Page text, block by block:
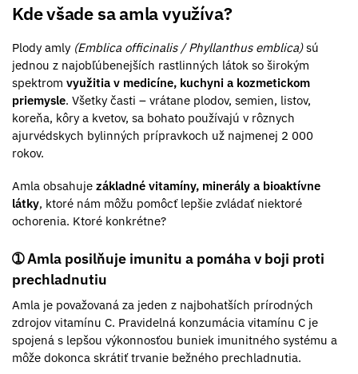
Kde všade sa amla využíva?
Plody amly (Emblica officinalis / Phyllanthus emblica)sú
jednou z najobľúbenejších rastlinných látok so širokým
spektrom využitia v medicíne, kuchyni a kozmetickom
priemysle. Všetky časti – vrátane plodov, semien, listov,
koreňa, kôry a kvetov, sa bohato používajú v rôznych
ajurvédskych bylinných prípravkoch už najmenej 2 000
rokov.
Amla obsahuje základné vitamíny, minerály a bioaktívne
látky, ktoré nám môžu pomôcť lepšie zvládať niektoré
ochorenia. Ktoré konkrétne?
➀ Amla posilňuje imunitu a pomáha v boji proti
prechladnutiu
Amla je považovaná za jeden z najbohatších prírodných
zdrojov vitamínu C. Pravidelná konzumácia vitamínu C je
spojená s lepšou výkonnosťou buniek imunitného systému a
môže dokonca skrátiť trvanie bežného prechladnutia.